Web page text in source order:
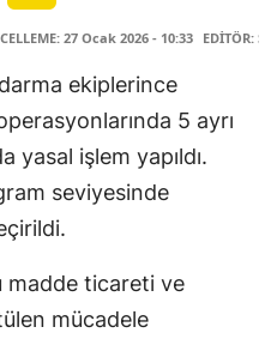
27 Ocak 2026 - 10:33 EDİTÖR:
ekiplerince
5 ayrı
yasal işlem yapıldı.
seviyesinde
madde ticareti ve
mücadele